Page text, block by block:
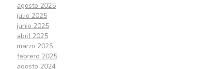
agosto 2025
julio 2025
junio 2025
abril 2025
marzo 2025
febrero 2025
agosto 2024